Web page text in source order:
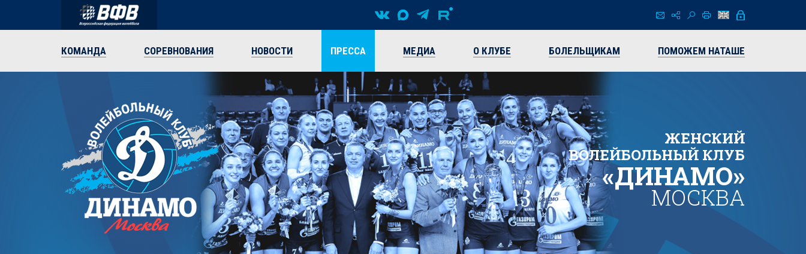
КОМАНДА СОРЕВНОВАНИЯ НОВОСТИ ПРЕССА МЕДИА О КЛУБЕ БОЛЕЛЬЩИКАМ ПОМОЖЕМ НАТАШЕ
ЖЕНСКИЙ
ВОЛЕЙБОЛЬНЫЙ КЛУБ
«ДИНАМО»
МОСКВА